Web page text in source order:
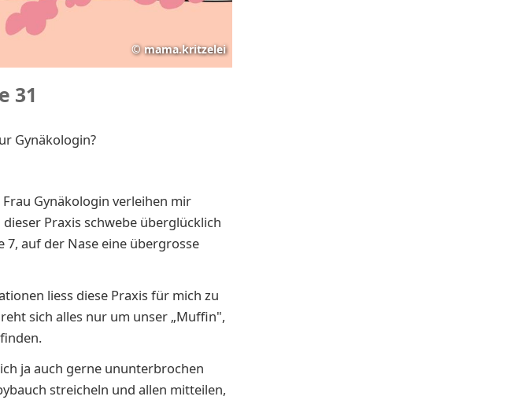
© mama.kritzelei
31
Gynäkologin?
Gynäkologin verleihen mir
Praxis schwebe überglücklich
7, auf der Nase eine übergrosse
liess diese Praxis für mich zu
sich alles nur um unser „Muffin",
ja auch gerne ununterbrochen
streicheln und allen mitteilen,